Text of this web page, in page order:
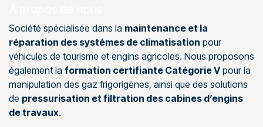
Société spécialisée dans la maintenance et la
réparation des systèmes de climatisation pour
véhicules de tourisme et engins agricoles. Nous proposons
également la formation certifiante Catégorie Vpour la
manipulation des gaz frigorigènes, ainsi que des solutions
de pressurisation et filtration des cabines d’engins
de travaux.